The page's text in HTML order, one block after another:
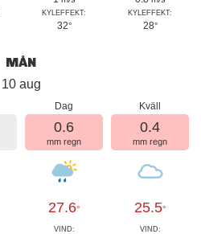
KYLEFFEKT:
32°
KYLEFFEKT:
28°
MÅN
10 aug
Dag
0.6
mm regn
27.6°
VIND:
Kväll
0.4
mm regn
25.5°
VIND: